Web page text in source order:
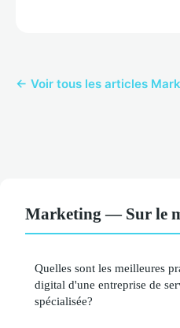
← Voir tous les articles
Marketing — Sur le
Quelles sont les meilleures
digital d'une entreprise de
spécialisée?